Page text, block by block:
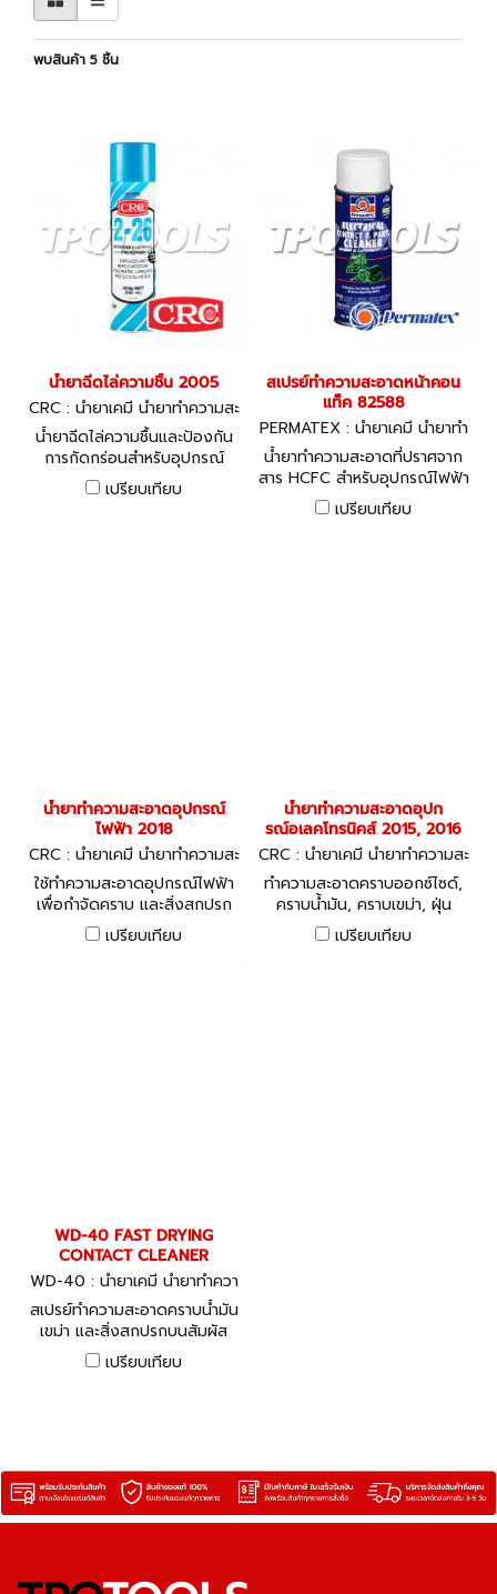
พบสินค้า 5 ชิ้น
น้ำยาฉีดไล่ความชื้น 2005
CRC : น้ำยาเคมี น้ำยาทำความสะ
อาด ซิลิโคน 2005
น้ำยาฉีดไล่ความชื้นและป้องกัน
การกัดกร่อนสำหรับอุปกรณ์
ไฟฟ้า ช่วยป้องกันน้ำ และ
ความชื้น ป้องกันสนิม และการ
เปรียบเทียบ
สเปรย์ทำความสะอาดหน้าคอน
แท็ค 82588
PERMATEX : น้ำยาเคมี น้ำยาทำ
ความสะอาด ซิลิโคน
น้ำยาทำความสะอาดที่ปราศจาก
สาร HCFC สำหรับอุปกรณ์ไฟฟ้า
และอิเล็กทรอนิกส์
เปรียบเทียบ
น้ำยาทำความสะอาดอุปกรณ์
ไฟฟ้า 2018
CRC : น้ำยาเคมี น้ำยาทำความสะ
อาด ซิลิโคน
ใช้ทำความสะอาดอุปกรณ์ไฟฟ้า
เพื่อกำจัดคราบ และสิ่งสกปรก
ต่างๆได้อย่างมีประสิทธิภาพ
เปรียบเทียบ
น้ำยาทำความสะอาดอุปก
รณ์อเลคโทรนิคส์ 2015, 2016
CRC : น้ำยาเคมี น้ำยาทำความสะ
อาด ซิลิโคน
ทำความสะอาดคราบออกซ์ไซด์,
คราบน้ำมัน, คราบเขม่า, ฝุ่น
ละออง และสิ่งสกปรกบนหน้า
สัมผัสทางไฟฟ้าทุกชนิด
เปรียบเทียบ
WD-40 FAST DRYING
CONTACT CLEANER
WD-40 : น้ำยาเคมี น้ำยาทำควา
มสะอาด ซิลิโคน
สเปรย์ทำความสะอาดคราบน้ำมัน
เขม่า และสิ่งสกปรกบนสัมผัส
ทางไฟฟ้า คอนแทค คลีนเนอร์
เปรียบเทียบ